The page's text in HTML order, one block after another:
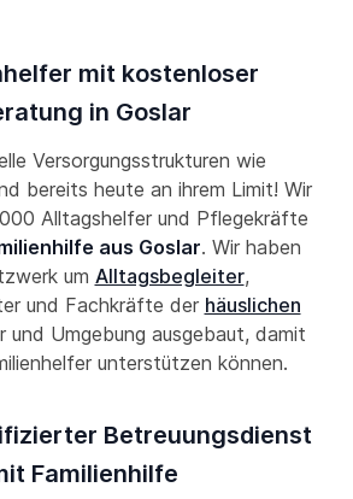
mit kostenloser
in Goslar
Versorgungsstrukturen wie
bereits heute an ihrem Limit! Wir
Alltagshelfer und Pflegekräfte
aus Goslar. Wir haben
um Alltagsbegleiter,
und Fachkräfte der häuslichen
und Umgebung ausgebaut, damit
unterstützen können.
Betreuungsdienst
Familienhilfe